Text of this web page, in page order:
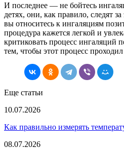
И последнее — не бойтесь
детях, они, как правило, следят
вы относитесь к ингаляциям
процедура кажется легкой и
критиковать процесс ингаляций
тем, чтобы этот процесс проходил
Еще статьи
10.07.2026
Как правильно измерять
08.07.2026